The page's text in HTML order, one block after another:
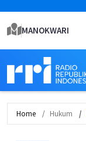
MANOKWARI
Home Hukum